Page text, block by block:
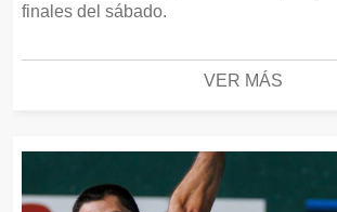
finales del sábado.
VER MÁS